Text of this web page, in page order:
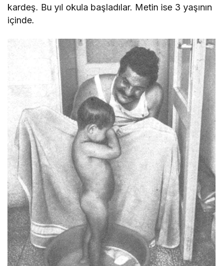
kardeş. Bu yıl okula başladılar. Metin ise 3 yaşının
içinde.